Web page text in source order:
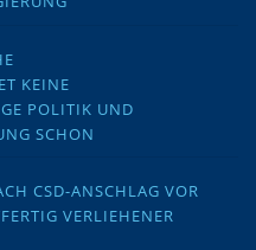
KEINE
POLITIK UND
SCHON
CSD-ANSCHLAG VOR
VERLIEHENER